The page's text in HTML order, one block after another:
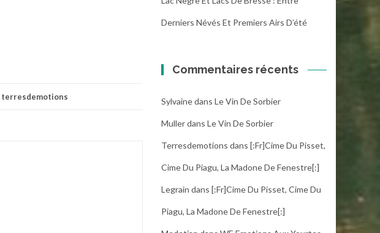
terresdemotions
Derniers Névés Et Premiers Airs D’été
Commentaires récents
Sylvainedans Le Vin De Sorbier
Mullerdans Le Vin De Sorbier
Terresdemotions dans [:fr]Cime Du Pisset,
Cime Du Piagu, La Madone De Fenestre[:]
Legrain dans [:fr]Cime Du Pisset, Cime Du
Piagu, La Madone De Fenestre[:]